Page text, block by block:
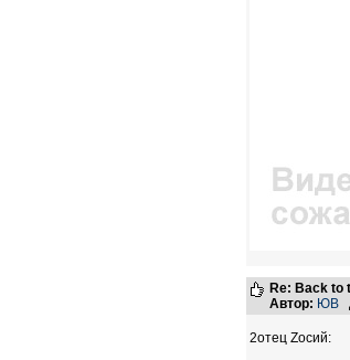
Re: Back to
Автор: ЮВ
2отец Zосий: